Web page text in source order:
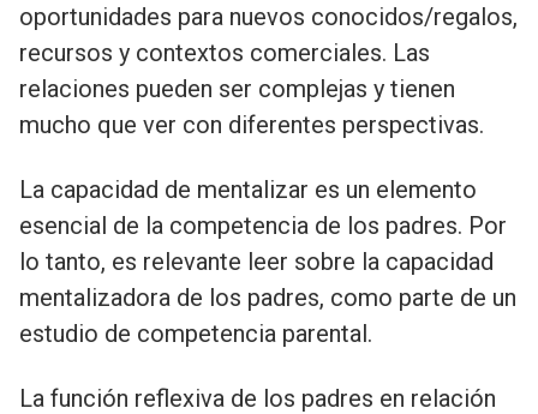
oportunidades para nuevos conocidos/regalos,
recursos y contextos comerciales. Las
relaciones pueden ser complejas y tienen
mucho que ver con diferentes perspectivas.
La capacidad de mentalizar es un elemento
esencial de la competencia de los padres. Por
lo tanto, es relevante leer sobre la capacidad
mentalizadora de los padres, como parte de un
estudio de competencia parental.
La función reflexiva de los padres en relación